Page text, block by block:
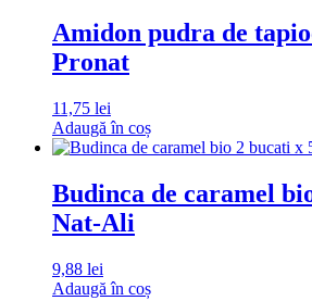
Amidon pudra de
Pronat
11,75 lei
Adaugă în coș
Budinca de caramel
Nat-Ali
9,88 lei
Adaugă în coș